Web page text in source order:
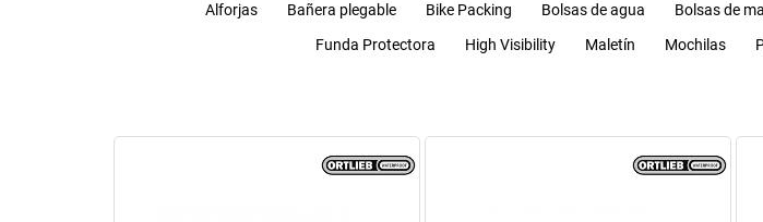
Alforjas Bañera plegable Bike Packing Bolsas de agua Bolsas de
Funda Protectora
High Visibility Maletín Mochilas